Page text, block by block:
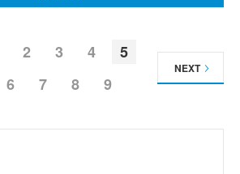
2 3 4
5
6
7 8 9
NEXT